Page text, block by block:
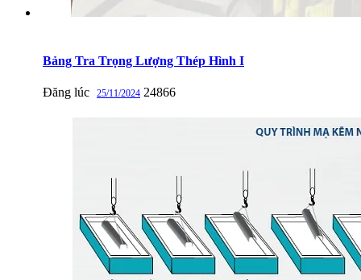
Bảng Tra Trọng Lượng Thép Hình I
Đăng lúc 25/11/2024 24866